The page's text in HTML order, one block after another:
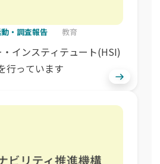
・調査報告 教育
インスティテュート(HSI)
行っています